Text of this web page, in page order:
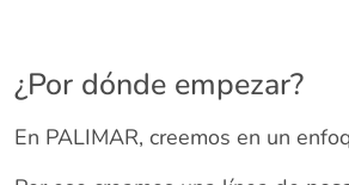
¿Por dónde empezar?
En PALIMAR, creemos en un